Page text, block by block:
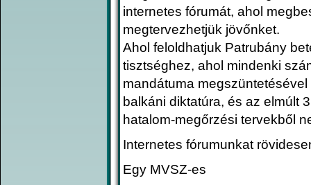
internetes fórumát, ahol
megtervezhetjük jövőnket.
Ahol feloldhatjuk Patrubány
tisztséghez, ahol mindenki
mandátuma
balkáni diktatúra, és az elmúlt
hatalom-megőrzési tervekből
Internetes fórumunkat
Egy MVSZ-es